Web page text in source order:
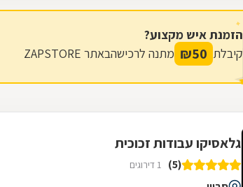
הזמנת איש מקצוע?
קיבלת 50
₪ מתנה לרכישהבאתר ZAPSTORE
גלאסיקו עבודות זכוכית
(5) 1 דירוגים